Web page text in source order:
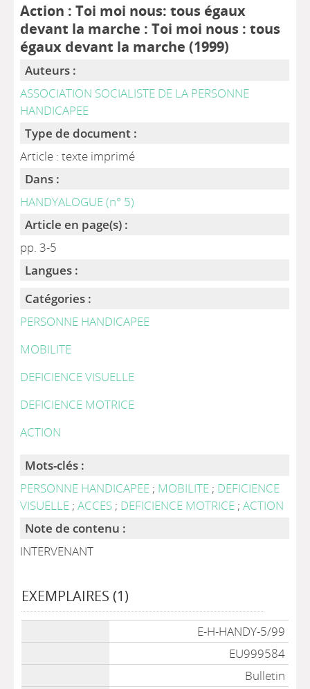
Action : Toi moi nous: tous égaux
devant la marche : Toi moi nous : tous
égaux devant la marche (1999)
Auteurs :
ASSOCIATION SOCIALISTE DE LA PERSONNE
HANDICAPEE
Type de document :
Article : texte imprimé
Dans :
HANDYALOGUE (n° 5)
Article en page(s) :
pp. 3-5
Langues :
Catégories :
PERSONNE HANDICAPEE
MOBILITE
DEFICIENCE VISUELLE
DEFICIENCE MOTRICE
ACTION
Mots-clés :
PERSONNE HANDICAPEE ; MOBILITE ; DEFICIENCE
VISUELLE ;ACCES ; DEFICIENCE MOTRICE ;ACTION
Note de contenu :
INTERVENANT
EXEMPLAIRES (1)
E-H-HANDY-5/99
EU999584
Bulletin